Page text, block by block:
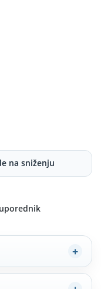
na sniženju